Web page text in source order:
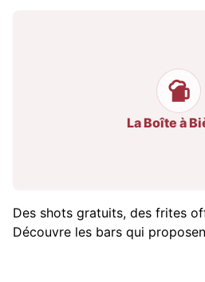
La Boîte à
Des shots gratuits, des frites
Découvre les bars qui